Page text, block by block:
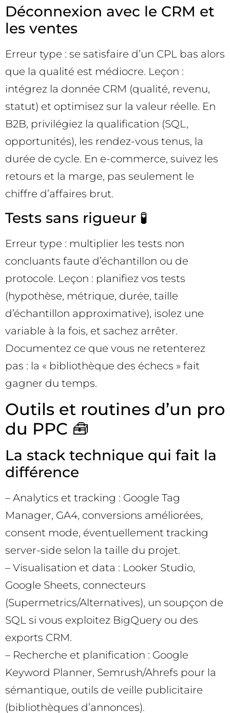
Déconnexion avec le CRM et
les ventes
Erreur type : se satisfaire d’un CPL bas alors
que la qualité est médiocre. Leçon :
intégrez la donnée CRM (qualité, revenu,
statut) et optimisez sur la valeur réelle. En
B2B, privilégiez la qualification (SQL,
opportunités), les rendez-vous tenus, la
durée de cycle. En e-commerce, suivez les
retours et la marge, pas seulement le
chiffre d’affaires brut.
Tests sans rigueur 🧪
Erreur type : multiplier les tests non
concluants faute d’échantillon ou de
protocole. Leçon : planifiez vos tests
(hypothèse, métrique, durée, taille
d’échantillon approximative), isolez une
variable à la fois, et sachez arrêter.
Documentez ce que vous ne retenterez
pas : la « bibliothèque des échecs » fait
gagner du temps.
Outils et routines d’un pro
du PPC 🧰
La stack technique qui fait la
différence
– Analytics et tracking : Google Tag
Manager, GA4, conversions améliorées,
consent mode, éventuellement tracking
server-side selon la taille du projet.
– Visualisation et data : Looker Studio,
Google Sheets, connecteurs
(Supermetrics/Alternatives), un soupçon de
SQL si vous exploitez BigQuery ou des
exports CRM.
– Recherche et planification : Google
Keyword Planner, Semrush/Ahrefs pour la
sémantique, outils de veille publicitaire
(bibliothèques d’annonces).